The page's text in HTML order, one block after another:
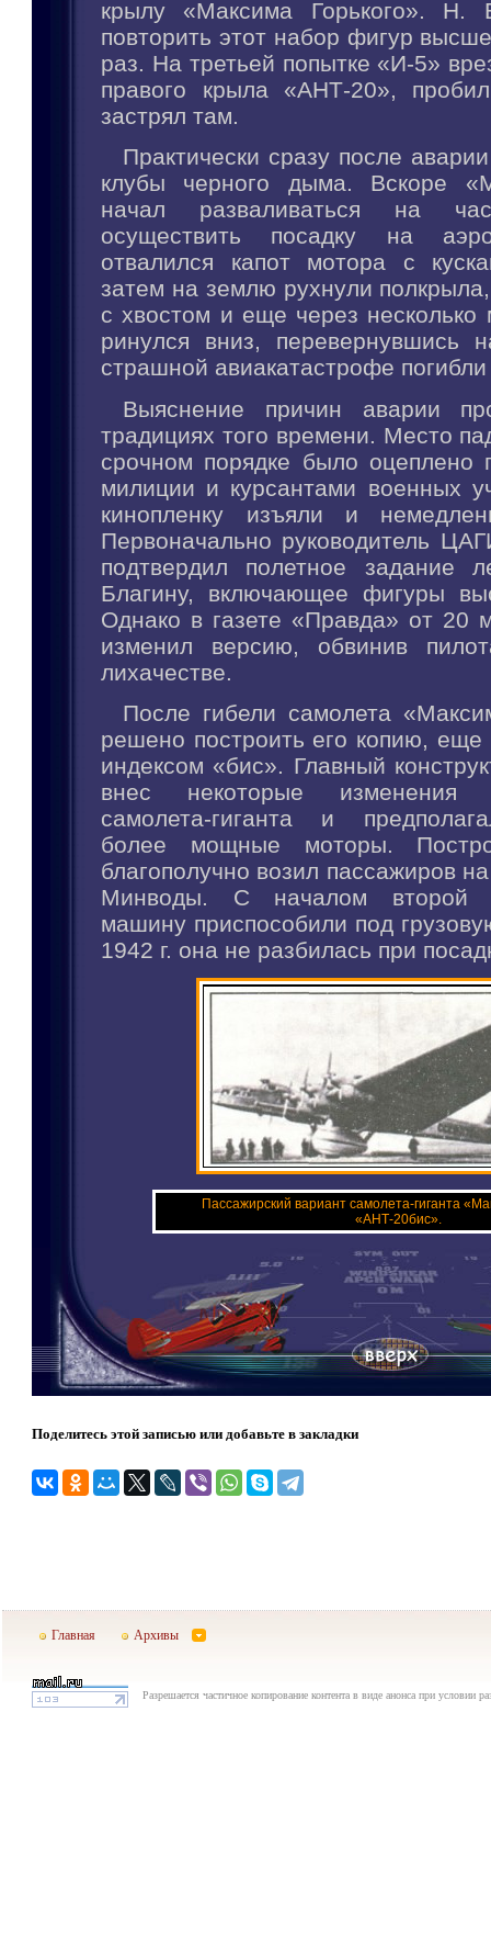
крылу «Максима Горького». Н.
повторить этот набор фигур
раз. На третьей попытке «И-5»
правого крыла «АНТ-20»,
застрял там.
Практически сразу после
клубы черного дыма. Вскоре
начал разваливаться на
осуществить посадку на
отвалился капот мотора с
затем на землю рухнули
с хвостом и еще через несколько
ринулся вниз, перевернувшись
страшной авиакатастрофе
Выяснение причин аварии
традициях того времени. Место
срочном порядке было оцеплено
милиции и курсантами военных
кинопленку изъяли и
Первоначально руководитель
подтвердил полетное задание
Благину, включающее фигуры
Однако в газете «Правда» от 20
изменил версию, обвинив
лихачестве.
После гибели самолета
решено построить его копию,
индексом «бис». Главный
внес некоторые изменения
самолета-гиганта и
более мощные моторы.
благополучно возил пассажиров
Минводы. С началом второй
машину приспособили под
1942 г. она не разбилась при
Пассажирский вариант самолета-гиганта
«АНТ-20бис».
Поделитесь этой записью или добавьте в закладки
Главная Архивы
Разрешается частичное копирование контента в виде анонса при условии